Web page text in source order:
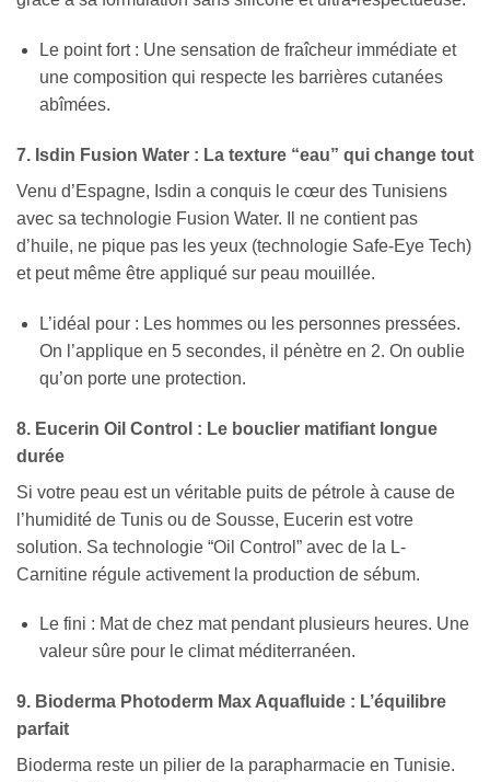
Le point fort : Une sensation de fraîcheur immédiate et
une composition qui respecte les barrières cutanées
abîmées.
7. Isdin Fusion Water : La texture “eau” qui change tout
Venu d’Espagne, Isdin a conquis le cœur des Tunisiens
avec sa technologie Fusion Water. Il ne contient pas
d’huile, ne pique pas les yeux (technologie Safe-Eye Tech)
et peut même être appliqué sur peau mouillée.
L’idéal pour : Les hommes ou les personnes pressées.
On l’applique en 5 secondes, il pénètre en 2. On oublie
qu’on porte une protection.
8. Eucerin Oil Control : Le bouclier matifiant longue
durée
Si votre peau est un véritable puits de pétrole à cause de
l’humidité de Tunis ou de Sousse, Eucerin est votre
solution. Sa technologie “Oil Control” avec de la L-
Carnitine régule activement la production de sébum.
Le fini : Mat de chez mat pendant plusieurs heures. Une
valeur sûre pour le climat méditerranéen.
9. Bioderma Photoderm Max Aquafluide : L’équilibre
parfait
Bioderma reste un pilier de la parapharmacie en Tunisie.